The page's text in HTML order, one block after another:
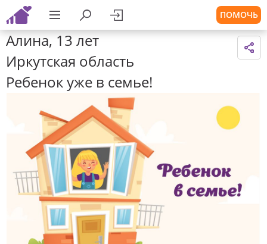
ПОМОЧЬ
Алина, 13 лет
Иркутская область
Ребенок уже в семье!